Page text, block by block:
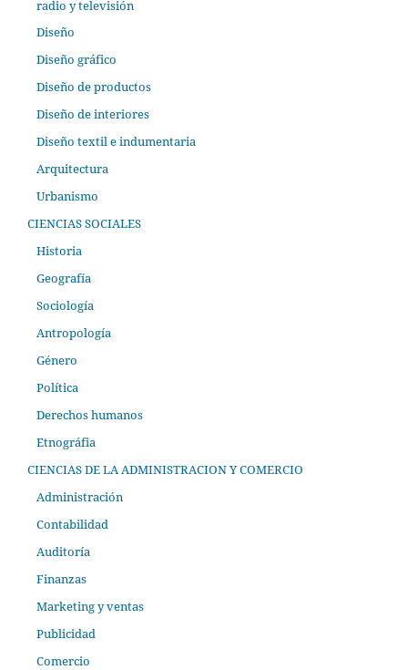
radio y televisión
Diseño
Diseño gráfico
Diseño de productos
Diseño de interiores
Diseño textil e indumentaria
Arquitectura
Urbanismo
CIENCIAS SOCIALES
Historia
Geografía
Sociología
Antropología
Género
Política
Derechos humanos
Etnográfia
CIENCIAS DE LA ADMINISTRACION Y COMERCIO
Administración
Contabilidad
Auditoría
Finanzas
Marketing y ventas
Publicidad
Comercio